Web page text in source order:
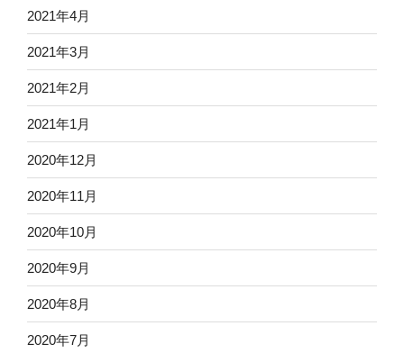
2021年4月
2021年3月
2021年2月
2021年1月
2020年12月
2020年11月
2020年10月
2020年9月
2020年8月
2020年7月